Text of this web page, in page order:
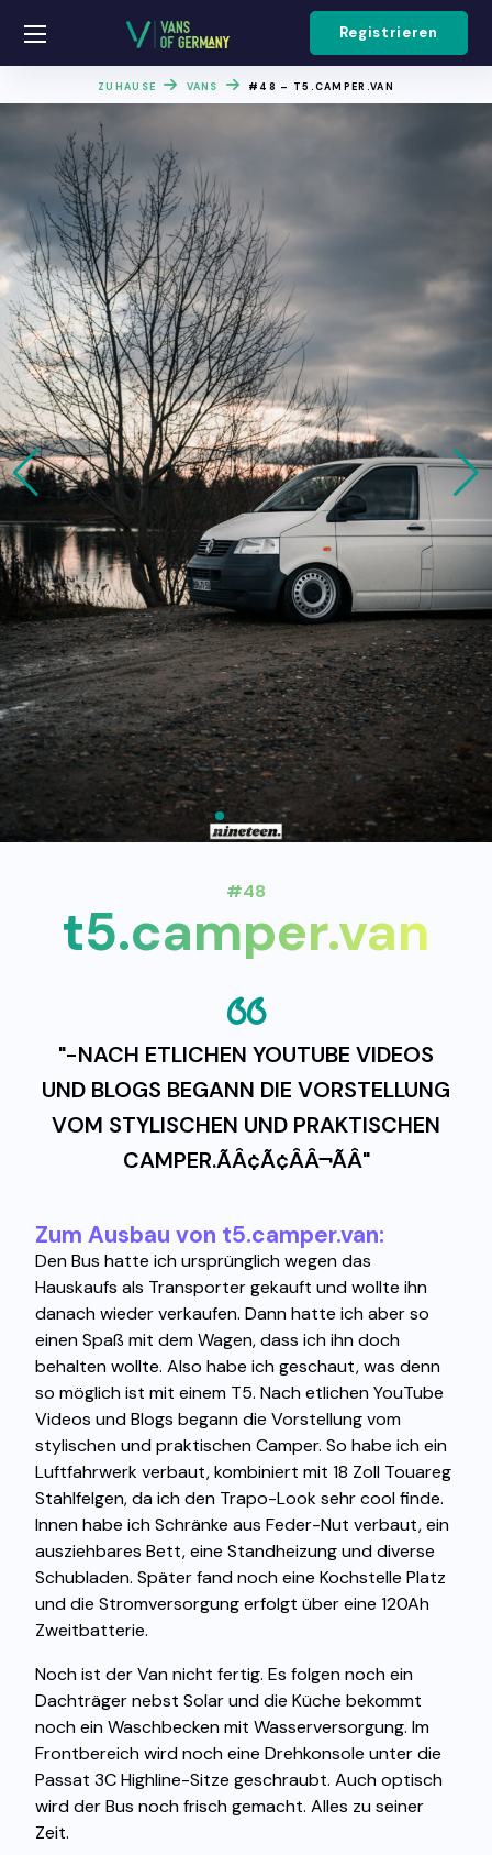
Registrieren
ZUHAUSE VANS #48 – T5.CAMPER.VAN
#48
t5.camper.van
"-NACH ETLICHEN YOUTUBE VIDEOS
UND BLOGS BEGANN DIE VORSTELLUNG
VOM STYLISCHEN UND PRAKTISCHEN
CAMPER.ÃÂ¢Ã¢ÂÂ¬ÃÂ"
Zum Ausbau von t5.camper.van:
Den Bus hatte ich ursprünglich wegen das
Hauskaufs als Transporter gekauft und wollte ihn
danach wieder verkaufen. Dann hatte ich aber so
einen Spaß mit dem Wagen, dass ich ihn doch
behalten wollte. Also habe ich geschaut, was denn
so möglich ist mit einem T5. Nach etlichen YouTube
Videos und Blogs begann die Vorstellung vom
stylischen und praktischen Camper. So habe ich ein
Luftfahrwerk verbaut, kombiniert mit 18 Zoll Touareg
Stahlfelgen, da ich den Trapo-Look sehr cool finde.
Innen habe ich Schränke aus Feder-Nut verbaut, ein
ausziehbares Bett, eine Standheizung und diverse
Schubladen. Später fand noch eine Kochstelle Platz
und die Stromversorgung erfolgt über eine 120Ah
Zweitbatterie.
Noch ist der Van nicht fertig. Es folgen noch ein
Dachträger nebst Solar und die Küche bekommt
noch ein Waschbecken mit Wasserversorgung. Im
Frontbereich wird noch eine Drehkonsole unter die
Passat 3C Highline-Sitze geschraubt. Auch optisch
wird der Bus noch frisch gemacht. Alles zu seiner
Zeit.